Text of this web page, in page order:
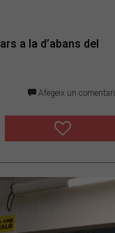
a la d’abans del
Afegeix un comentari